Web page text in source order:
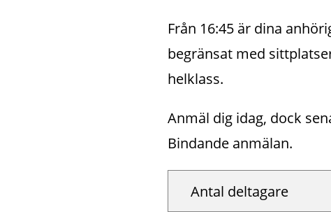
Från 16:45 är dina
begränsat med
helklass.
Anmäl dig idag, dock
Bindande anmälan.
Antal deltagare